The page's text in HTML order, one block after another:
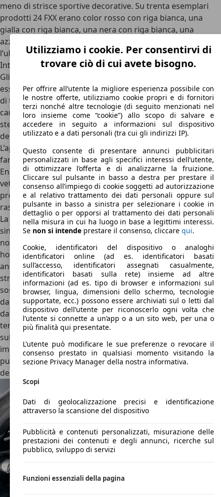
meno di strisce sportive decorative. Su trenta esemplari
prodotti 24 FXX erano color rosso con riga bianca, una
gialla con riga bianca, una nera con riga bianca, una
azzurro, un’altra bianca, un’altra ancora grigia e infine
l’ultima nera che appartiene a Michael Schumacher.
Interni Ferrari FXX
Gli interni della Ferrari FXX derivano alla Enzo, tuttavia
essendo una vera è propria auto da corsa è stata spogliata
di tutto il superfluo, dovedomina la nuda e cruda fibra di
carbonio, mentre dell’auto originale rimaneva giusto lo
sterzo con le palette del cambio automatico e le bocchette
del clima (senza clima ovviamente per risparmiare peso).
L’apertura delle portiere è di tipo “butterfly” cioè ad “ala di
farfalla” che si aprono verso l’alto, esattamente come la
Enzo da cui abbiamo detto deriva questa FXX. Essendo una
vettura pensata per l’uso tassativo in pista, l’abitacolo è
protetto da un roll-bar e ci si ritrova seduti letteralmente
rasoterra.
La posizione di guida era letteralmente cucita per ogni
singolo cliente, come la regolazione della pedaliera,
nonché la realizzazione del sedile a guscio su stampo ad
hoc. Le emozioni che offre in pista la Ferrari FXX potevano
anche essere condivise con un passeggero. La
strumentazione analogica che prevedeva la Enzo era stata
sostituita da un pannello strumenti appositamente fornito
da Magneti Marelli, con annesso sistema di acquisizione
dati in grado di fornire informazioni sulla telemetria in
tempo reale. Infine, unospeciale display TFT
posizionato
sul cruscotto permetteva, infatti, di visualizzare le
immagini di una telecamera (posizionata sul tetto) che
puntava verso il posteriore, ciò ha consentito l’eliminazione
degli specchietti retrovisori.
Utilizziamo i cookie. Per consentirvi di
trovare ciò di cui avete bisogno.
Per offrire all’utente la migliore esperienza possibile con
le nostre offerte, utilizziamo cookie propri e di fornitori
terzi nonché altre tecnologie (di seguito menzionati nel
loro insieme come “cookie”) allo scopo di salvare e
accedere in seguito a informazioni sul dispositivo
utilizzato e a dati personali (tra cui gli indirizzi IP).
Questo consente di presentare annunci pubblicitari
personalizzati in base agli specifici interessi dell’utente,
di ottimizzare l’offerta e di analizzarne la fruizione.
Cliccare sul pulsante in basso a destra per prestare il
consenso all’impiego di cookie soggetti ad autorizzazione
e al relativo trattamento dei dati personali oppure sul
pulsante in basso a sinistra per selezionare i cookie in
dettaglio o per opporsi al trattamento dei dati personali
nella misura in cui ha luogo in base a legittimi interessi.
Se non si intende prestare il consenso, cliccare qui.
Cookie, identificatori del dispositivo o analoghi
identificatori online (ad es. identificatori basati
sull’accesso, identificatori assegnati casualmente,
identificatori basati sulla rete) insieme ad altre
informazioni (ad es. tipo di browser e informazioni sul
browser, lingua, dimensioni dello schermo, tecnologie
supportate, ecc.) possono essere archiviati sul o letti dal
dispositivo dell’utente per riconoscerlo ogni volta che
l’utente si connette a un’app o a un sito web, per una o
più finalità qui presentate.
L’utente può modificare le sue preferenze o revocare il
consenso prestato in qualsiasi momento visitando la
sezione Privacy Manager della nostra informativa.
Scopi
Dati di geolocalizzazione precisi e identificazione
attraverso la scansione del dispositivo
Pubblicità e contenuti personalizzati, misurazione delle
prestazioni dei contenuti e degli annunci, ricerche sul
pubblico, sviluppo di servizi
Funzioni essenziali della pagina